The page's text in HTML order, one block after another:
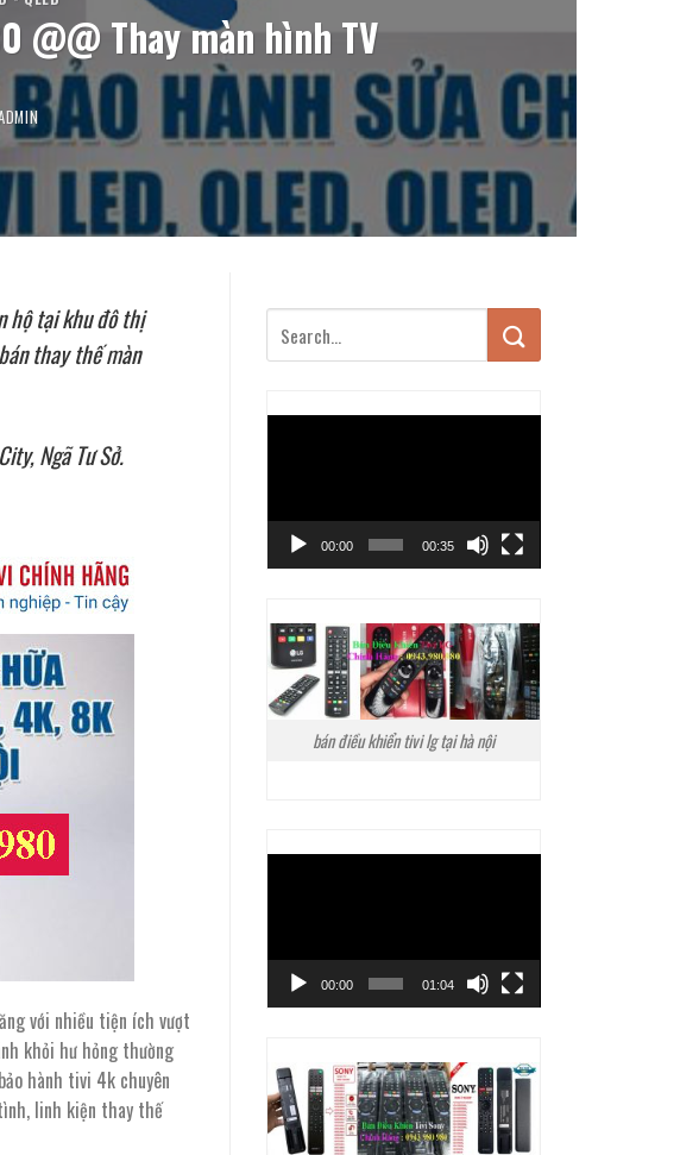
Thay màn hình TV
hộ tại khu đô thị
thay thế màn
Ngã Tư Sở.
với nhiều tiện ích vượt
khỏi hư hỏng thường
hành tivi 4k chuyên
linh kiện thay thế
00:00 00:35
bán điều khiển tivi lg tại hà nội
00:00 01:04